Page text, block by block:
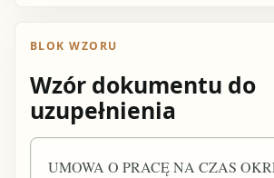
BLOK WZORU
Wzór dokumentu do
uzupełnienia
UMOWA O PRACĘ NA CZAS